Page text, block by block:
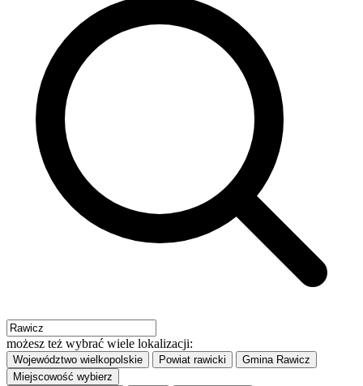
możesz też wybrać wiele lokalizacji:
Województwo wielkopolskie Powiat rawicki Gmina Rawicz
Miejscowość wybierz